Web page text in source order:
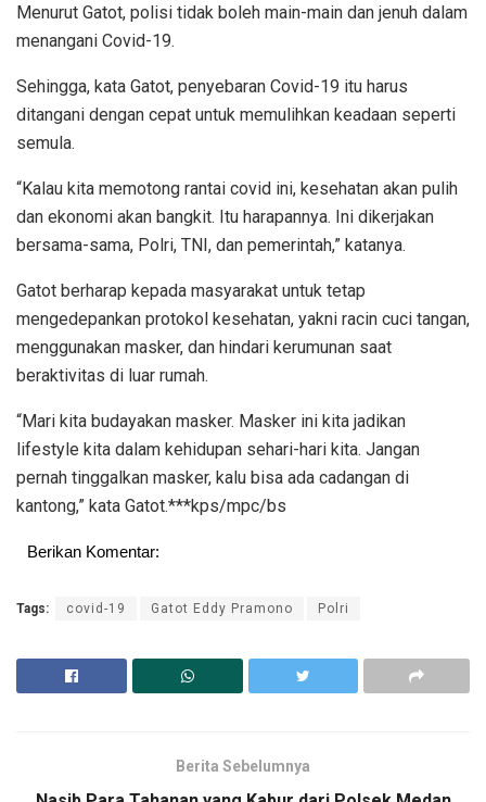
Menurut Gatot, polisi tidak boleh main-main dan jenuh dalam
menangani Covid-19.
Sehingga, kata Gatot, penyebaran Covid-19 itu harus
ditangani dengan cepat untuk memulihkan keadaan seperti
semula.
“Kalau kita memotong rantai covid ini, kesehatan akan pulih
dan ekonomi akan bangkit. Itu harapannya. Ini dikerjakan
bersama-sama, Polri, TNI, dan pemerintah,” katanya.
Gatot berharap kepada masyarakat untuk tetap
mengedepankan protokol kesehatan, yakni racin cuci tangan,
menggunakan masker, dan hindari kerumunan saat
beraktivitas di luar rumah.
“Mari kita budayakan masker. Masker ini kita jadikan
lifestyle kita dalam kehidupan sehari-hari kita. Jangan
pernah tinggalkan masker, kalu bisa ada cadangan di
kantong,” kata Gatot.***kps/mpc/bs
Berikan Komentar:
Tags: covid-19 Gatot Eddy Pramono Polri
Berita Sebelumnya